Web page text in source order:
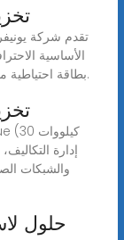
الأساسية
بطاقة احتياطية موثوقة أثناء انقطاع التيار الكهربائي أو فترات الذروة.
والشبكات
حلول